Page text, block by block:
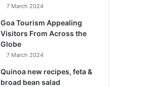
7 March 2024
Goa Tourism Appealing
Visitors From Across the
Globe
7 March 2024
Quinoa new recipes, feta &
broad bean salad